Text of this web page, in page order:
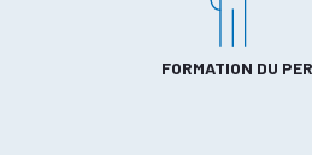
FORMATION DU